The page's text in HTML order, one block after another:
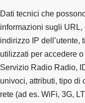
Dati tecnici che
informazioni sugli URL,
indirizzo IP dell’utente,
utilizzati per accedere o
Servizio Radio Radio,
univoci, attributi, tipo di
rete (ad es. WiFi, 3G,